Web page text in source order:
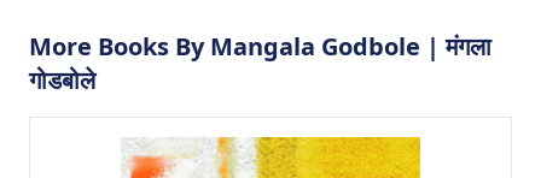
More Books By Mangala Godbole | मंगला
गोडबोले